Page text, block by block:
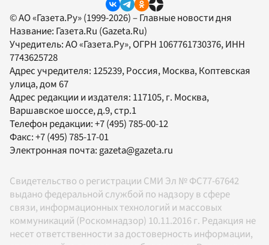
© АО «Газета.Ру» (1999-2026) – Главные новости дня
Название: Газета.Ru (Gazeta.Ru)
Учредитель:АО «Газета.Ру», ОГРН 1067761730376, ИНН
7743625728
Адрес учредителя: 125239, Россия, Москва, Коптевская
улица, дом 67
Адрес редакции и издателя: 117105, г. Москва,
Варшавское шоссе, д.9, стр.1
Телефон редакции:+7 (495) 785-00-12
Факс:+7 (495) 785-17-01
Электронная почта:gazeta@gazeta.ru
Свидетельство о регистрации СМИ Эл № ФС77-67642
выдано федеральной службой по надзору в сфере
связи, информационных технологий и массовых
коммуникаций (Роскомнадзор) 10.11.2016 г. Редакция не
несет ответственности за достоверность информации,